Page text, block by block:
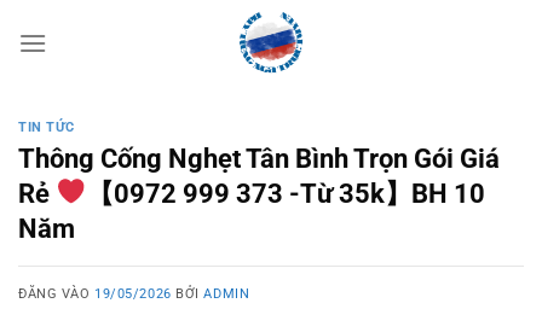
qua
TIN TỨC
Thông Cống Nghẹt Tân Bình Trọn Gói Giá
Rẻ
【0972 999 373 -Từ 35k】BH 10
Năm
ĐĂNG VÀO 19/05/2026 BỞIADMIN